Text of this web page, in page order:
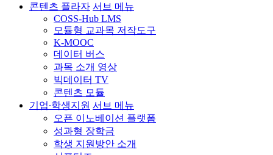
콘텐츠 플라자 서브 메뉴
COSS-Hub LMS
모듈형 교과목 저작도구
K-MOOC
데이터 버스
과목 소개 영상
빅데이터 TV
콘텐츠 모듈
기업∙학생지원 서브 메뉴
오픈 이노베이션 플랫폼
성과형 장학금
학생 지원방안 소개